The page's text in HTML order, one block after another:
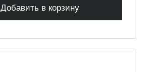
Добавить в корзину